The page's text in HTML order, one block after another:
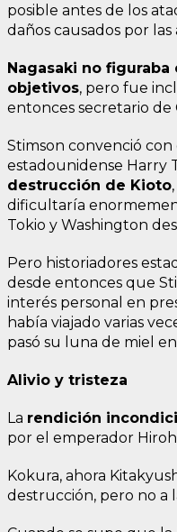
posible antes de los
daños causados por las
Nagasaki no
objetivos, pero fue
entonces secretario de
Stimson convenció
estadounidense Harry
destrucción de Kioto
dificultaría
Tokio y Washington
Pero historiadores
desde entonces que
interés personal en
había viajado varias
pasó su luna de miel
Alivio y tristeza
La rendición
por el emperador
Kokura, ahora
destrucción, pero no a